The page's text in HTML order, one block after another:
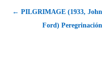
← PILGRIMAGE (1933, John
Ford) Peregrinación